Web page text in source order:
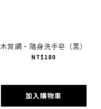
木質調·隨身洗手皂（黑）
NT$180
加入購物車